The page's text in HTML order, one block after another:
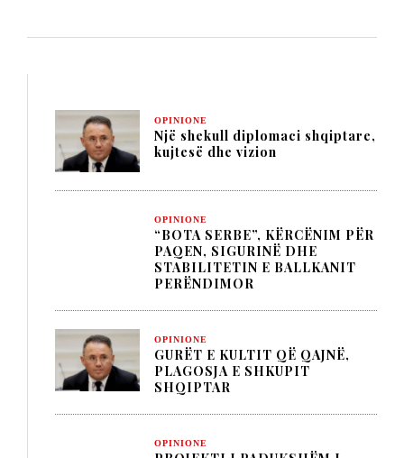
OPINIONE
Një shekull diplomaci shqiptare,
kujtesë dhe vizion
OPINIONE
“BOTA SERBE”, KËRCËNIM PËR
PAQEN, SIGURINË DHE
STABILITETIN E BALLKANIT
PERËNDIMOR
OPINIONE
GURËT E KULTIT QË QAJNË,
PLAGOSJA E SHKUPIT
SHQIPTAR
OPINIONE